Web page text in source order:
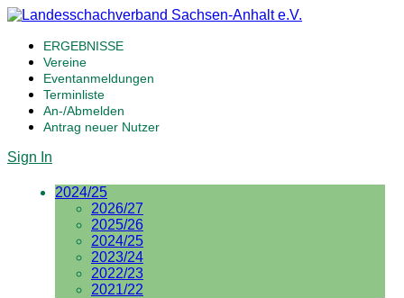
ERGEBNISSE
Vereine
Eventanmeldungen
Terminliste
An-/Abmelden
Antrag neuer Nutzer
Sign In
2024/25
2026/27
2025/26
2024/25
2023/24
2022/23
2021/22